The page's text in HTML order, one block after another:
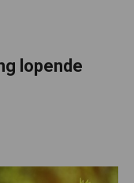
lopende